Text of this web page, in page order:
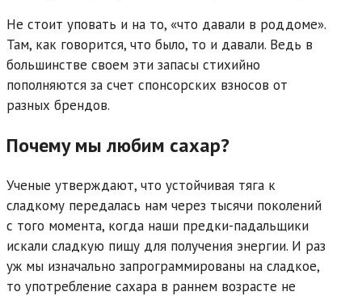
Не стоит уповать и на то, «что давали в роддоме».
Там, как говорится, что было, то и давали. Ведь в
большинстве своем эти запасы стихийно
пополняются за счет спонсорских взносов от
разных брендов.
Почему мы любим сахар?
Ученые утверждают, что устойчивая тяга к
сладкому передалась нам через тысячи поколений
с того момента, когда наши предки-падальщики
искали сладкую пищу для получения энергии. И раз
уж мы изначально запрограммированы на сладкое,
то употребление сахара в раннем возрасте не